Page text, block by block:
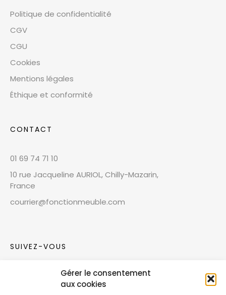
Gérer le consentement
aux cookies
Politique de confidentialité
CGV
CGU
Cookies
Mentions légales
Éthique et conformité
CONTACT
01 69 74 71 10
10 rue Jacqueline AURIOL, Chilly-Mazarin,
France
courrier@fonctionmeuble.com
SUIVEZ-VOUS
Rejoignez notre communauté sur les réseaux